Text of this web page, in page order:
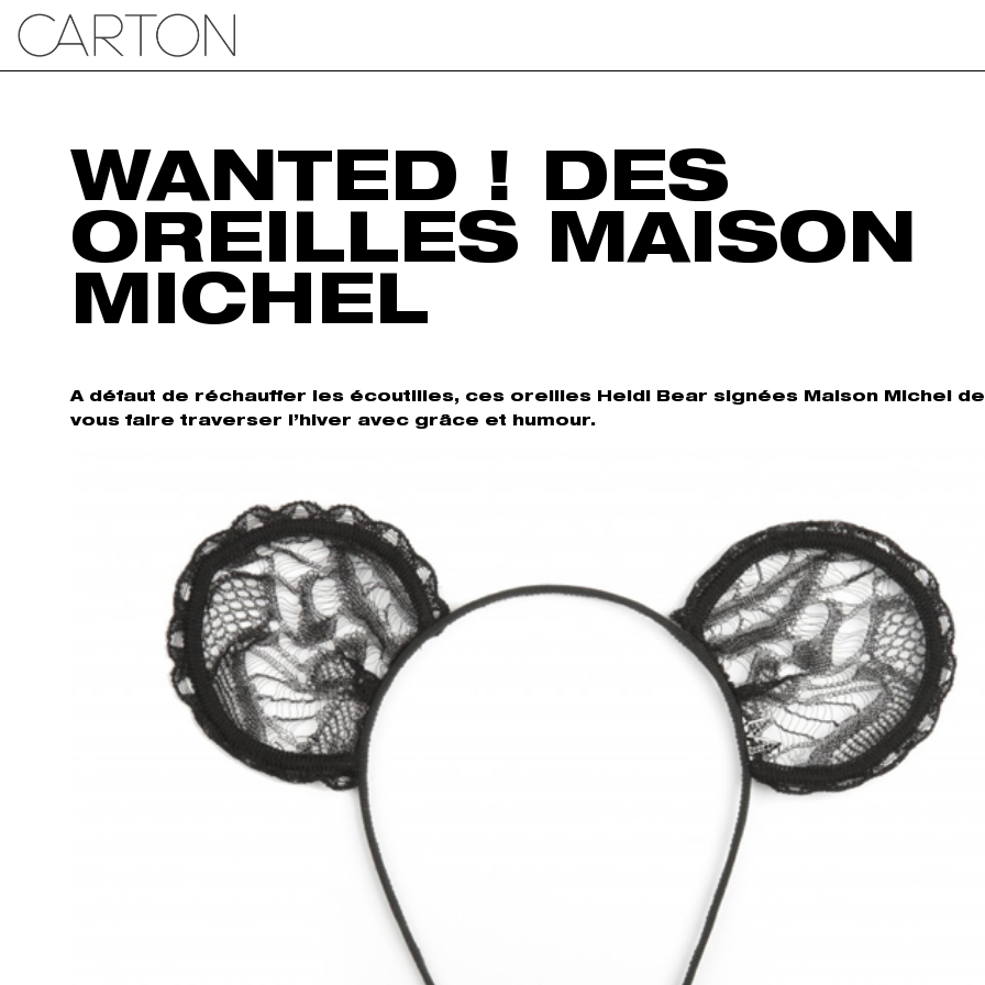
WANTED ! DES
OREILLES MAISON
MICHEL
A défaut de réchauffer les écoutilles, ces oreilles Heidi Bear signées Maison Michel
vous faire traverser l’hiver avec grâce et humour.